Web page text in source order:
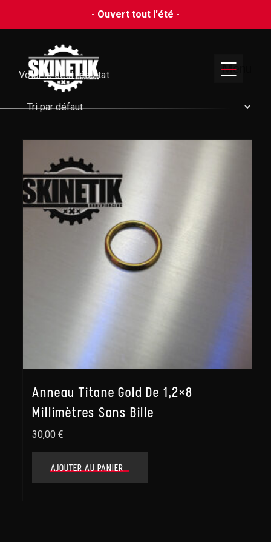
- Ouvert tout l'été -
Menu
Voici le seul résultat
Anneau Titane Gold De 1,2×8
Millimètres Sans Bille
30,00€
AJOUTER AU PANIER